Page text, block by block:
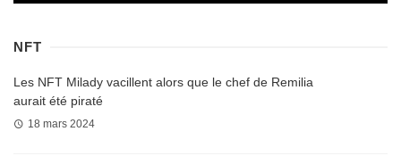
NFT
Les NFT Milady vacillent alors que le chef de Remilia
aurait été piraté
18 mars 2024